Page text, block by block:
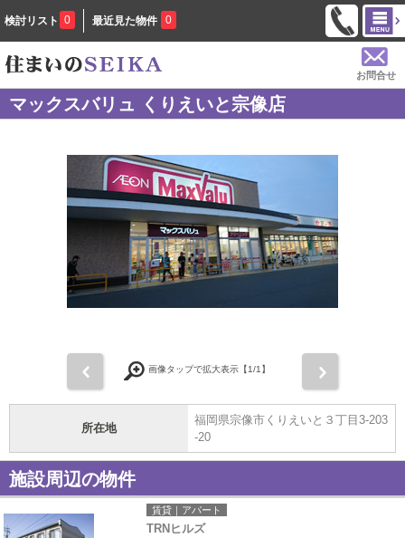
検討リスト 0 最近見た物件 0
お問合せ
マックスバリュ くりえいと宗像店
画像タップで拡大表示【1/1】
所在地
福岡県宗像市くりえいと３丁目3-203
-20
施設周辺の物件
賃貸｜アパート
TRNヒルズ